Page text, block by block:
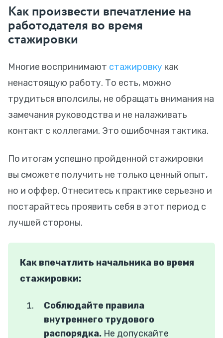
Как произвести впечатление на
работодателя во время
стажировки
Многие воспринимают стажировку как
ненастоящую работу. То есть, можно
трудиться вполсилы, не обращать внимания на
замечания руководства и не налаживать
контакт с коллегами. Это ошибочная тактика.
По итогам успешно пройденной стажировки
вы сможете получить не только ценный опыт,
но и оффер. Отнеситесь к практике серьезно и
постарайтесь проявить себя в этот период с
лучшей стороны.
Как впечатлить начальника во время
стажировки:
Соблюдайте правила
внутреннего трудового
распорядка. Не допускайте